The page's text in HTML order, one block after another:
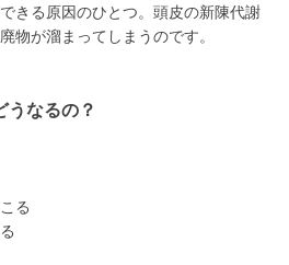
きる原因のひとつ。頭皮の新陳代謝
物が溜まってしまうのです。
うなるの？
る